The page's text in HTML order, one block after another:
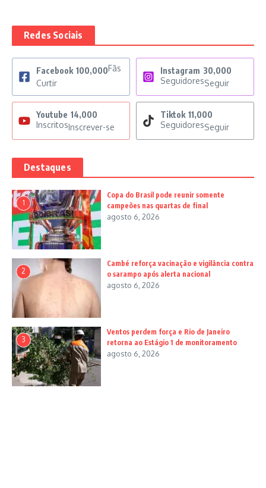
Redes Sociais
Facebook 100,000Fãs
Curtir
Instagram 30,000
SeguidoresSeguir
Youtube 14,000
InscritosInscrever-se
Tiktok 11,000
SeguidoresSeguir
Destaques
1
Copa do Brasil pode reunir somente
campeões nas quartas de final
agosto 6, 2026
2
Cambé reforça vacinação e vigilância contra
o sarampo após alerta nacional
agosto 6, 2026
3
Ventos perdem força e Rio de Janeiro
retorna ao Estágio 1 de monitoramento
agosto 6, 2026